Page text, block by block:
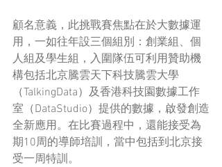
顧名意義，此挑戰賽焦點在於大數據運
用，一如往年設三個組別：創業組、個
人組及學生組，入圍隊伍可利用贊助機
構包括北京騰雲天下科技騰雲大學
（TalkingData）及香港科技園數據工作
室（DataStudio）提供的數據，啟發創造
全新應用。在比賽過程中，還能接受為
期10周的導師培訓，當中包括到北京接
受一周特訓。